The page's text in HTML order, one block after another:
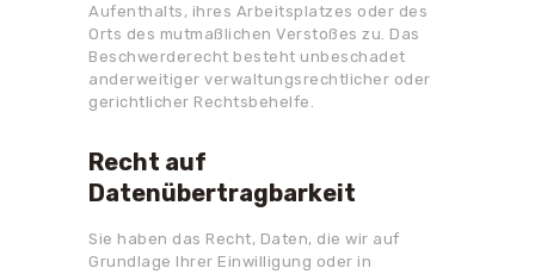
Aufenthalts, ihres Arbeitsplatzes oder des
Orts des mutmaßlichen Verstoßes zu. Das
Beschwerderecht besteht unbeschadet
anderweitiger verwaltungsrechtlicher oder
gerichtlicher Rechtsbehelfe.
Recht auf
Datenübertragbarkeit
Sie haben das Recht, Daten, die wir auf
Grundlage Ihrer Einwilligung oder in